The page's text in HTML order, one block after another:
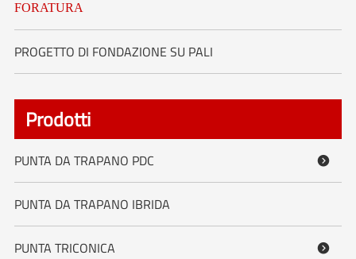
FORATURA
PROGETTO DI FONDAZIONE SU PALI
Prodotti
PUNTA DA TRAPANO PDC 
PUNTA DA TRAPANO IBRIDA
PUNTA TRICONICA 